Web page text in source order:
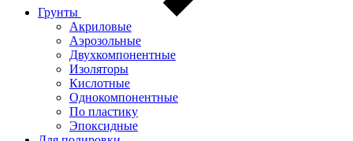
Грунты
Акриловые
Аэрозольные
Двухкомпонентные
Изоляторы
Кислотные
Однокомпонентные
По пластику
Эпоксидные